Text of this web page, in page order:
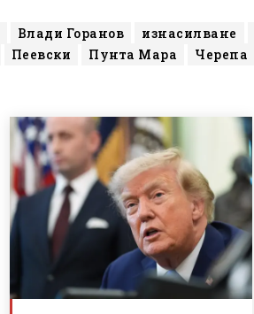
Влади Горанов изнасилване
Пеевски Пунта Мара Черепа